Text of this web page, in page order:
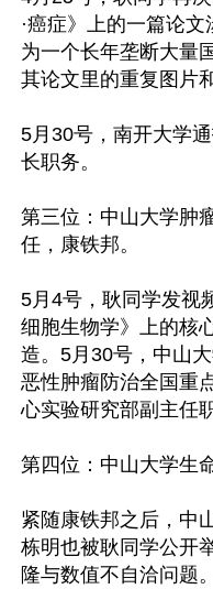
·癌症》上的一篇论
为一个长年垄断大量
其论文里的重复图片
5月30号，南开大学
长职务。
第三位：中山大学肿
任，康铁邦。
5月4号，耿同学发视
细胞生物学》上的核
造。5月30号，中山
恶性肿瘤防治全国重
心实验研究部副主任
第四位：中山大学生
紧随康铁邦之后，中
栋明也被耿同学公开
隆与数值不自洽问题